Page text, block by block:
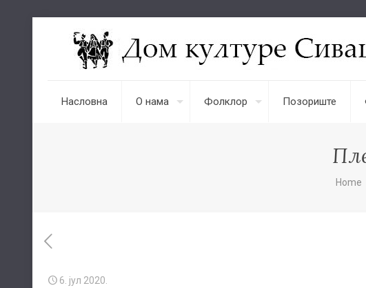
Насловна О нама Фолклор Позориште
Home
6. јул 2020.